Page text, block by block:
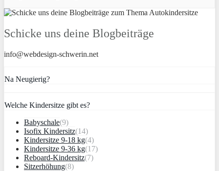
Schicke uns deine Blogbeiträge
info@webdesign-schwerin.net
Na Neugierig?
Welche Kindersitze gibt es?
Babyschale(9)
Isofix Kindersitz(14)
Kindersitze 9-18 kg(4)
Kindersitze 9-36 kg(17)
Reboard-Kindersitz(7)
Sitzerhöhung(8)